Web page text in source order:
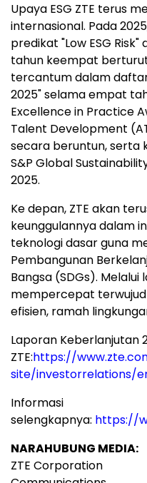
Upaya ESG ZTE terus
internasional. Pada
predikat "Low ESG
tahun keempat
tercantum dalam
2025" selama empat
Excellence in Practice
Talent Development
secara beruntun, serta
S&P Global
2025.
Ke depan, ZTE akan
keunggulannya dalam
teknologi dasar guna
Pembangunan
Bangsa (SDGs).
mempercepat
efisien, ramah
Laporan Keberlanjutan
ZTE:https://
site/investorrelations/
Informasi
selengkapnya: https://
NARAHUBUNG MEDIA:
ZTE Corporation